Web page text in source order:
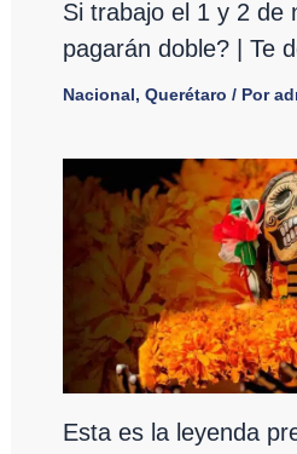
Si trabajo el 1 y 2 de
pagarán doble? | Te
Nacional, Querétaro / Por
Esta es la leyenda